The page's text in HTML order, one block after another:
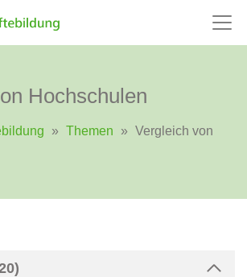
Hochschulen
» Themen » Vergleich von